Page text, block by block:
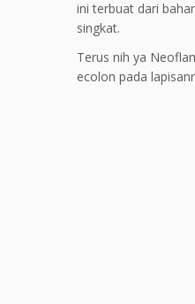
ini terbuat dari
singkat.
Terus nih ya
ecolon pada